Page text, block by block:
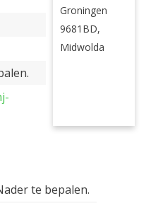
Groningen
9681BD,
Midwolda
te bepalen.